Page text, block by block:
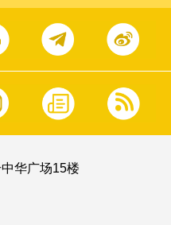
华广场15楼